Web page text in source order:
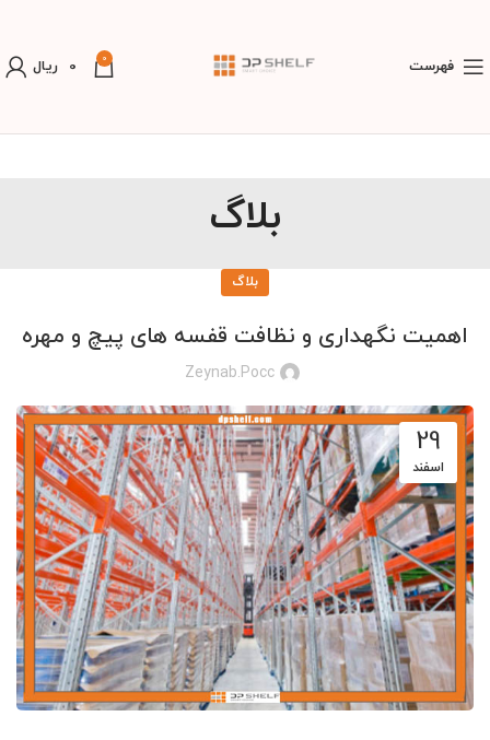
فهرست 0
0 ریال
بلاگ
بلاگ
اهمیت نگهداری و نظافت قفسه‌ های پیچ و مهره
Zeynab.pocc
29
اسفند